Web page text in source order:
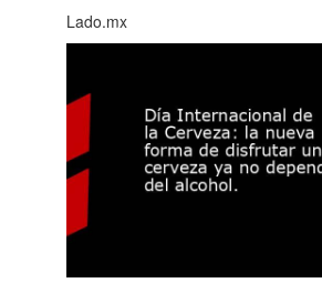
Lado.mx